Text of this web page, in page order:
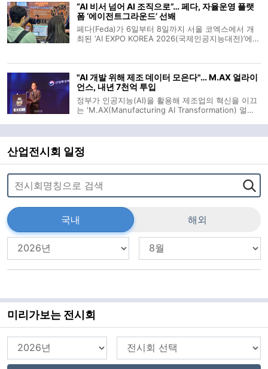
코엑스에서 개막한 ‘202
“AI 비서 넘어 AI 조직으로”… 페다, 자율운영 플랫
폼 ‘에이전트그라운드’ 선봬
페다(Feda)가 6일부터 8일까지 서울 코엑스에서 개
최된 ‘AI EXPO KOREA 2026(국제인공지능대전)’에
AI 에이전트가 가상의 조직처럼 협업
"AI 개발 위해 제조 데이터 모은다"… M.AX 얼라이
언스, 내년 7천억 투입
정부가 인공지능(AI)을 활용해 제조업의 혁신을 이끄
는 'M.AX(Manufacturing AI Transformation) 얼라
터를 공유하고, 업종별 AI 모델과 전용 반도체를 개발
해 산업 경쟁력을 끌어올린다는 구상이다
산업전시회 일정
국내 해외
미리가보는 전시회